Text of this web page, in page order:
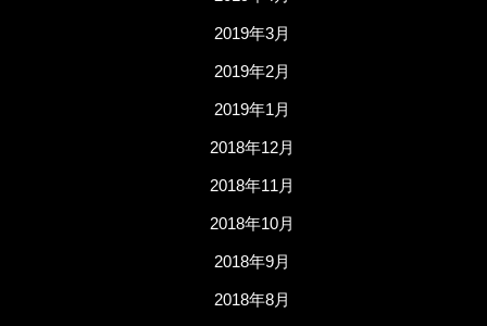
2019年3月
2019年2月
2019年1月
2018年12月
2018年11月
2018年10月
2018年9月
2018年8月